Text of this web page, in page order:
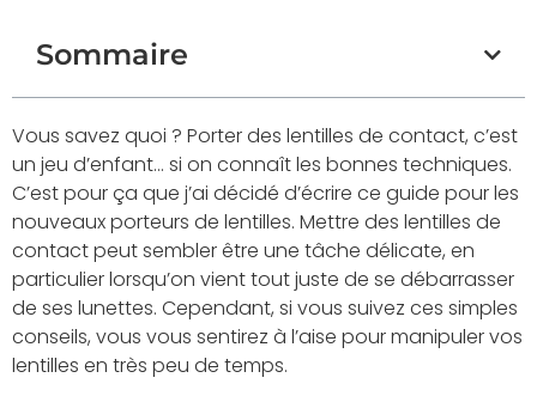
Sommaire
Vous savez quoi ? Porter des lentilles de contact, c’est
un jeu d’enfant… si on connaît les bonnes techniques.
C’est pour ça que j’ai décidé d’écrire ce guide pour les
nouveaux porteurs de lentilles. Mettre des lentilles de
contact peut sembler être une tâche délicate, en
particulier lorsqu’on vient tout juste de se débarrasser
de ses lunettes. Cependant, si vous suivez ces simples
conseils, vous vous sentirez à l’aise pour manipuler vos
lentilles en très peu de temps.